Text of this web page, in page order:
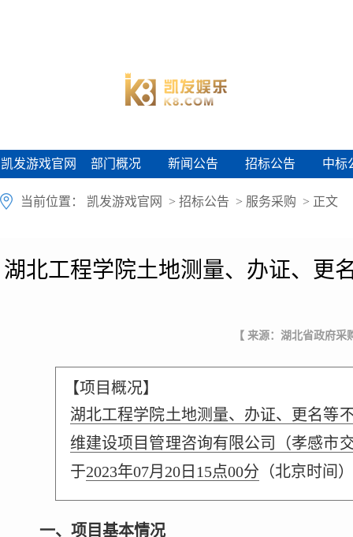
凯发游戏官网
凯发游戏官网 部门概况
部门概况 新闻公告
新闻公告 招标公告
招标公告 中标
中标
当前位置： 凯发游戏官网 > 招标公告 > 服务采购 > 正文
湖北工程学院土地测量、办证、更
【 来源：湖北省政府
【项目概况】
湖北工程学院土地测量、办证、更名等
维建设项目管理咨询有限公司（孝感市
于2023年07月20日15点00分 （北京时间
一、项目基本情况